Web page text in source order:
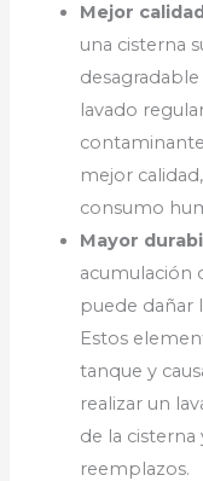
Mejor
una cisterna
lavado
mejor
consumo
Mayor
acumulación
puede dañar
Estos
tanque y
realizar un
de la cisterna
reemplazos.